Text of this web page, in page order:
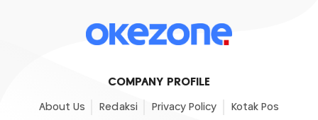
COMPANY PROFILE
About Us Redaksi Privacy Policy Kotak Pos